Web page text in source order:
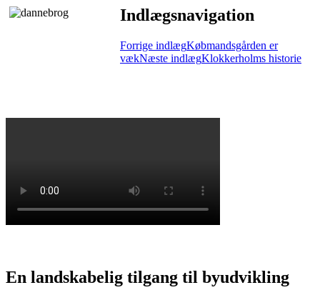
Indlægsnavigation
Forrige indlægKøbmandsgården er
vækNæste indlægKlokkerholms historie
En landskabelig tilgang til byudvikling